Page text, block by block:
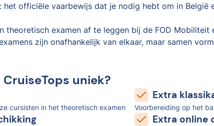
officiële vaarbewijs dat je nodig hebt om in België
theoretisch examen af te leggen bij de FOD Mobiliteit
zijn onafhankelijk van elkaar, maar samen
uniek?
cursisten in het theoretisch examen
Extra
Voorbereiding op het
Extra online